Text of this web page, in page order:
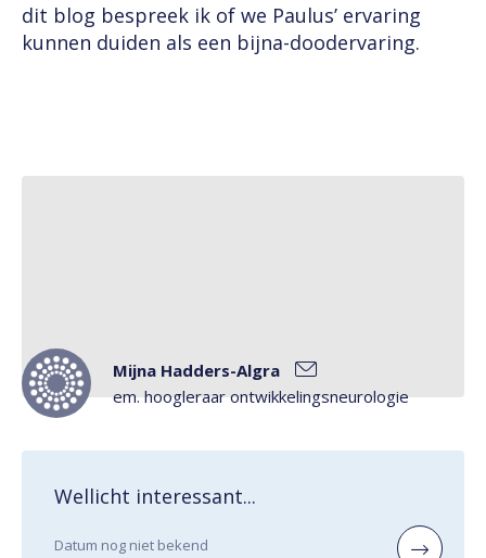
dit blog bespreek ik of we Paulus’ ervaring
kunnen duiden als een bijna-doodervaring.
Mijna Hadders-Algra
em. hoogleraar ontwikkelingsneurologie
Wellicht interessant...
Datum nog niet bekend